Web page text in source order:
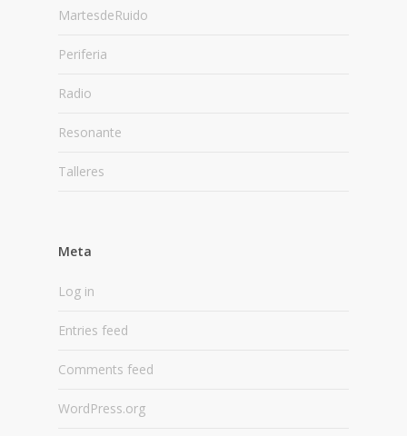
MartesdeRuido
Periferia
Radio
Resonante
Talleres
Meta
Log in
Entries feed
Comments feed
WordPress.org